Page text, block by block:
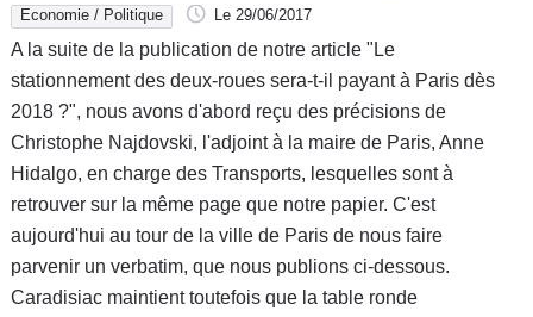
deux-roues sera-t-il bientôt payant ?"
Economie / Politique Le 29/06/2017
A la suite de la publication de notre article "Le
stationnement des deux-roues sera-t-il payant à Paris dès
2018 ?", nous avons d'abord reçu des précisions de
Christophe Najdovski, l'adjoint à la maire de Paris, Anne
Hidalgo, en charge des Transports, lesquelles sont à
retrouver sur la même page que notre papier. C'est
aujourd'hui au tour de la ville de Paris de nous faire
parvenir un verbatim, que nous publions ci-dessous.
Caradisiac maintient toutefois que la table ronde